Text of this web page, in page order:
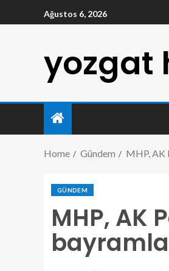
Ağustos 6, 2026
yozgat
Home Gündem MHP, AK
GÜNDEM
MHP, AK